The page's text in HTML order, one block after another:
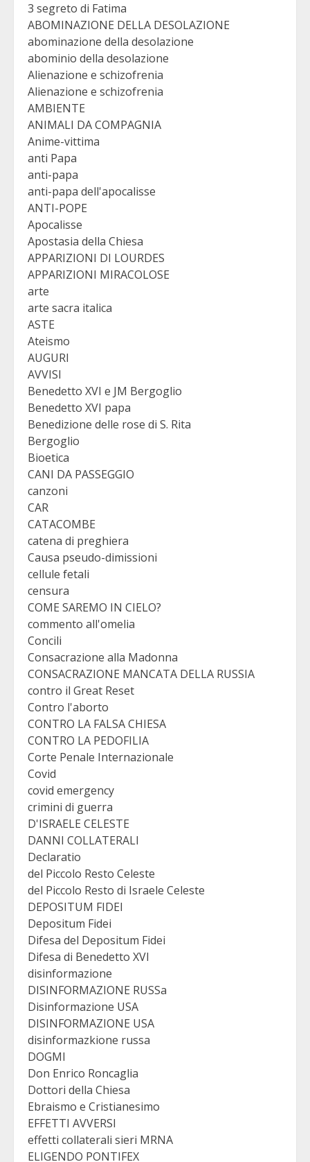
3 segreto di Fatima
ABOMINAZIONE DELLA DESOLAZIONE
abominazione della desolazione
abominio della desolazione
Alienazione e schizofrenia
Alienazione e schizofrenia
AMBIENTE
ANIMALI DA COMPAGNIA
Anime-vittima
anti Papa
anti-papa
anti-papa dell'apocalisse
ANTI-POPE
Apocalisse
Apostasia della Chiesa
APPARIZIONI DI LOURDES
APPARIZIONI MIRACOLOSE
arte
arte sacra italica
ASTE
Ateismo
AUGURI
AVVISI
Benedetto XVI e JM Bergoglio
Benedetto XVI papa
Benedizione delle rose di S. Rita
Bergoglio
Bioetica
CANI DA PASSEGGIO
canzoni
CAR
CATACOMBE
catena di preghiera
Causa pseudo-dimissioni
cellule fetali
censura
COME SAREMO IN CIELO?
commento all'omelia
Concili
Consacrazione alla Madonna
CONSACRAZIONE MANCATA DELLA RUSSIA
contro il Great Reset
Contro l'aborto
CONTRO LA FALSA CHIESA
CONTRO LA PEDOFILIA
Corte Penale Internazionale
Covid
covid emergency
crimini di guerra
D'ISRAELE CELESTE
DANNI COLLATERALI
Declaratio
del Piccolo Resto Celeste
del Piccolo Resto di Israele Celeste
DEPOSITUM FIDEI
Depositum Fidei
Difesa del Depositum Fidei
Difesa di Benedetto XVI
disinformazione
DISINFORMAZIONE RUSSa
Disinformazione USA
DISINFORMAZIONE USA
disinformazkione russa
DOGMI
Don Enrico Roncaglia
Dottori della Chiesa
Ebraismo e Cristianesimo
EFFETTI AVVERSI
effetti collaterali sieri MRNA
ELIGENDO PONTIFEX